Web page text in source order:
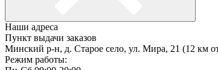
Наши адреса
Пункт выдачи заказов
Минский р-н, д. Старое село, ул. Мира, 21 (12 км
Режим работы: